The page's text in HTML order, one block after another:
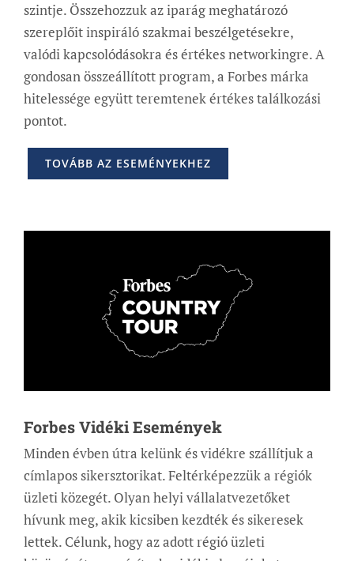
szintje. Összehozzuk az iparág meghatározó
szereplőit inspiráló szakmai beszélgetésekre,
valódi kapcsolódásokra és értékes networkingre. A
gondosan összeállított program, a Forbes márka
hitelessége együtt teremtenek értékes találkozási
pontot.
TOVÁBB AZ ESEMÉNYEKHEZ
Forbes Vidéki Események
Minden évben útra kelünk és vidékre szállítjuk a
címlapos sikersztorikat. Feltérképezzük a régiók
üzleti közegét. Olyan helyi vállalatvezetőket
hívunk meg, akik kicsiben kezdték és sikeresek
lettek. Célunk, hogy az adott régió üzleti